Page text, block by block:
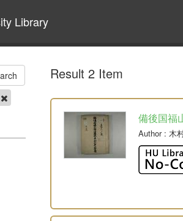
Library
Result 2 Item
備後国福
Author: 木